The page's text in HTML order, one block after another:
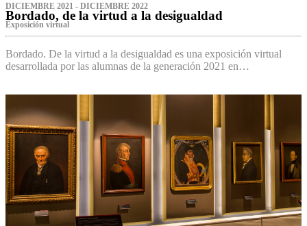
DICIEMBRE 2021 - DICIEMBRE 2022
Bordado, de la virtud a la desigualdad
Exposición virtual‌
Bordado. De la virtud a la desigualdad es una exposición virtual
desarrollada por las alumnas de la generación 2021 en…